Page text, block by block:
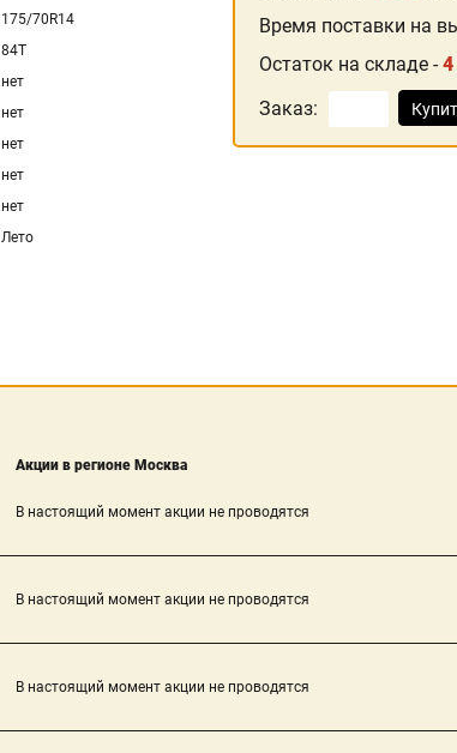
175/70R14
84T
нет
нет
нет
нет
нет
Лето
Время поставки на
Остаток на складе -
Заказ:
Акции в регионе Москва
В настоящий момент акции не проводятся
В настоящий момент акции не проводятся
В настоящий момент акции не проводятся